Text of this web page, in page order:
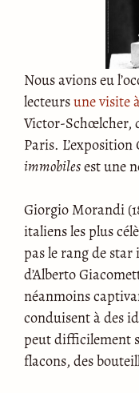
Nous avions eu
lecteursune visite
Victor-Schœlcher,
Paris. L’exposition
immobilesest une
Giorgio Morandi
italiens les plus
pas le rang de
d’Alberto
néanmoins
conduisent à des
peut difficilement
flacons, des